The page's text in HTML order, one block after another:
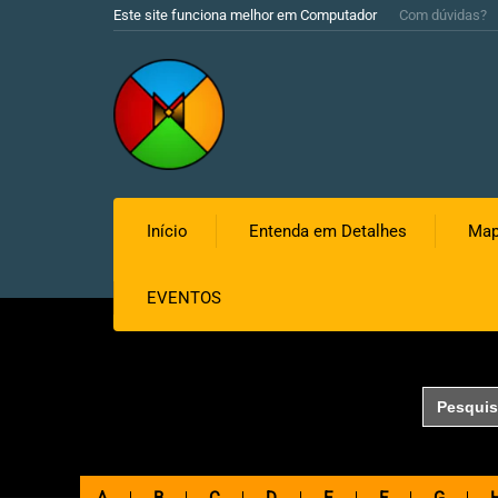
Este site funciona melhor em Computador Com dúvidas?
Início Entenda em Detalhes
EVENTOS
Search
for: